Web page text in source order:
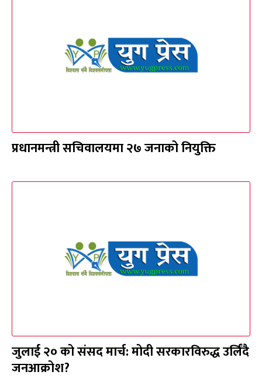
प्रधानमन्त्री सचिवालयमा २७ जनाको नियुक्ति
जुलाई २० को संसद मार्च: मोदी सरकारविरुद्ध उर्लिंदै
जनआक्रोश?